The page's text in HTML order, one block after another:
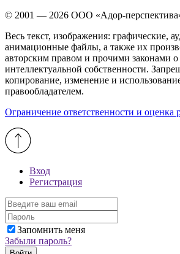
© 2001 — 2026 ООО «Адор-
Весь текст, изображения: графические,
анимационные файлы, а также их
авторским правом и прочими законами о
интеллектуальной собственности.
копирование, изменение и
правообладателем.
Ограничение ответственности и оценка
Вход
Регистрация
Запомнить меня
Забыли пароль?